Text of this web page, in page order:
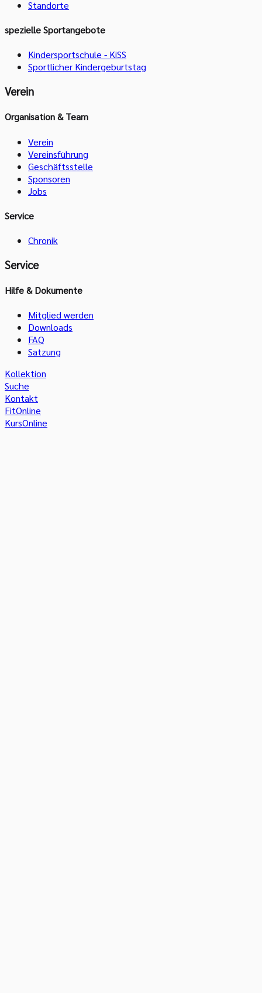
Standorte
spezielle Sportangebote
Kindersportschule - KiSS
Sportlicher Kindergeburtstag
Verein
Organisation & Team
Verein
Vereinsführung
Geschäftsstelle
Sponsoren
Jobs
Service
Chronik
Service
Hilfe & Dokumente
Mitglied werden
Downloads
FAQ
Satzung
Kollektion
Suche
Kontakt
FitOnline
KursOnline